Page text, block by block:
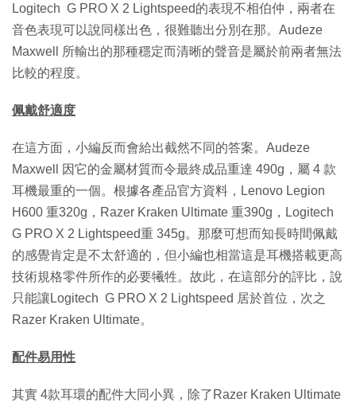
Logitech G PRO X 2 Lightspeed的表現不相伯仲，兩者在
音色表現可以說同樣出色，很難聽出分別在那。Audeze
Maxwell 所輸出的那種穩定而清晰的聲音是屬於前兩者無法
比較的程度。
佩戴舒適度
在這方面，小編反而會給出截然不同的答案。Audeze
Maxwell 因它的金屬材質而令最終成品重達 490g，屬 4 款
耳機最重的一個。根據各產品官方資料，Lenovo Legion
H600 重320g，Razer Kraken Ultimate 重390g，Logitech
G PRO X 2 Lightspeed重 345g。那麼可想而知長時間佩戴
的感覺肯定是不太舒適的，但小編也相當這是耳機搭載更高
技術規格零件所作的必要犧牲。故此，在這部分的評比，說
只能讓Logitech G PRO X 2 Lightspeed 居於首位，次之
Razer Kraken Ultimate。
配件易用性
其實 4款耳環的配件大同小異，除了Razer Kraken Ultimate